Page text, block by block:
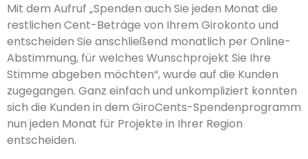
Mit dem Aufruf „Spenden auch Sie jeden Monat die
restlichen Cent-Beträge von Ihrem Girokonto und
entscheiden Sie anschließend monatlich per Online-
Abstimmung, für welches Wunschprojekt Sie Ihre
Stimme abgeben möchten“, wurde auf die Kunden
zugegangen. Ganz einfach und unkompliziert konnten
sich die Kunden in dem GiroCents-Spendenprogramm
nun jeden Monat für Projekte in Ihrer Region
entscheiden.